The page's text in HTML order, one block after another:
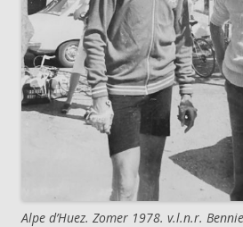
Alpe d’Huez. Zomer 1978. v.l.n.r.